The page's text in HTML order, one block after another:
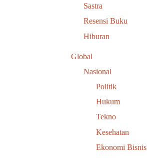
Sastra
Resensi Buku
Hiburan
Global
Nasional
Politik
Hukum
Tekno
Kesehatan
Ekonomi Bisnis